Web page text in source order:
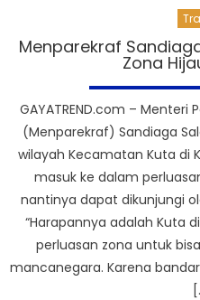
Menparekraf
Zona
GAYATREND.com – Menteri
(Menparekraf) Sandiaga
wilayah Kecamatan Kuta di
masuk ke dalam
nantinya dapat dikunjungi
“Harapannya adalah Kuta
perluasan zona untuk
mancanegara. Karena